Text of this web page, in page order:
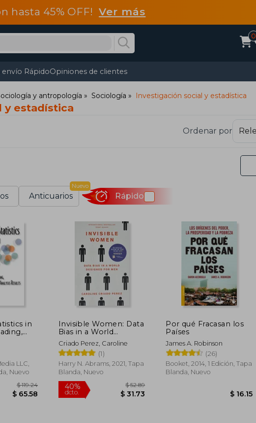
hasta 45% OFF!Ver más
0
RápidoOpiniones de clientes
y antropología Sociología Investigación social y estadística
y estadística
Ordenar por
Anticuarios
Nuevo
Rápido
in
and
(en
LLC,
Nuevo
Invisible Women: Data
Bias in a World
Designed for men (en
Inglés)
Criado Perez, Caroline
(1)
Harry N. Abrams, 2021, Tapa
Blanda, Nuevo
Por qué Fracasan los
Países
James A. Robinson
(26)
Booket, 2014, 1 Edición, Tapa
Blanda, Nuevo